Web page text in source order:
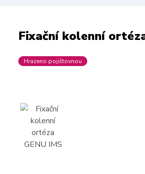
Fixační kolenní
Hrazeno pojištovnou